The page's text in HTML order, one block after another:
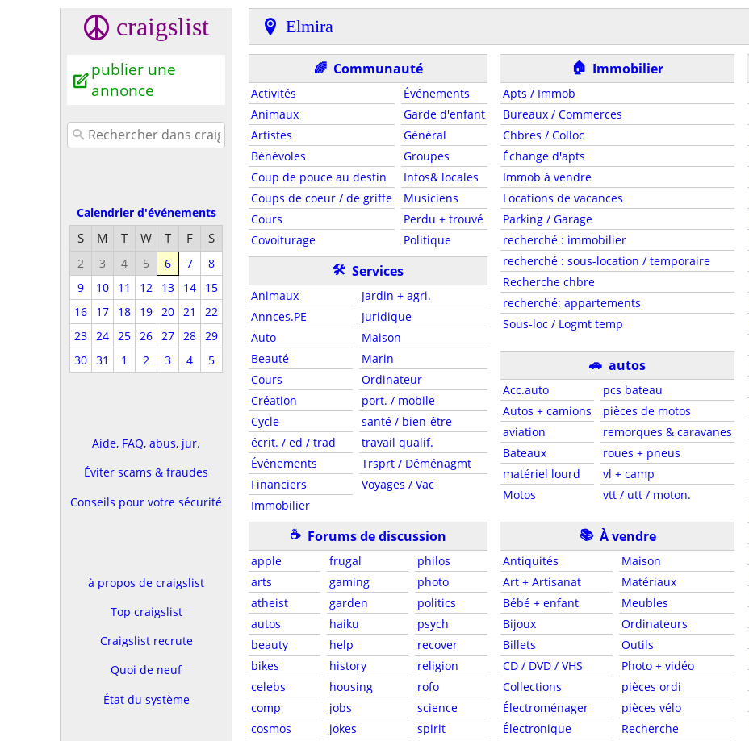
craigslist
publier une
annonce
Calendrier d'événements
S M T W T F S
2 3 4 5 6 7
8
9
10 11 12 13 14
15
16
17 18 19 20 21
22
23 24 25 26 27 28 29
30 31 1 2 3 4 5
Aide, FAQ, abus, jur.
Éviter scams & fraudes
Conseils pour votre sécurité
à propos de craigslist
Top craigslist
Craigslist recrute
Quoi de neuf
État du système
Elmira
🌈 Communauté
Activités
Animaux
Artistes
Bénévoles
Coup de pouce au destin
Coups de coeur / de griffe
Cours
Covoiturage
Événements
Garde d'enfant
Général
Groupes
Infos& locales
Musiciens
Perdu + trouvé
Politique
🛠 Services
Animaux
Annces.PE
Auto
Beauté
Cours
Création
Cycle
écrit. / ed / trad
Événements
Financiers
Immobilier
Jardin + agri.
Juridique
Maison
Marin
Ordinateur
port. / mobile
santé / bien-être
travail qualif.
Trsprt / Déménagmt
Voyages / Vac
☕ Forums de discussion
apple
arts
atheist
autos
beauty
bikes
celebs
comp
cosmos
frugal
gaming
garden
haiku
help
history
housing
jobs
jokes
philos
photo
politics
psych
recover
religion
rofo
science
spirit
🏠 Immobilier
Apts / Immob
Bureaux / Commerces
Chbres / Colloc
Échange d'apts
Immob à vendre
Locations de vacances
Parking / Garage
recherché : immobilier
recherché : sous-location / temporaire
Recherche chbre
recherché: appartements
Sous-loc / Logmt temp
🚗 autos
Acc.auto
Autos + camions
aviation
Bateaux
matériel lourd
Motos
pcs bateau
pièces de motos
remorques & caravanes
roues + pneus
vl + camp
vtt / utt / moton.
📚 À vendre
Antiquités
Art + Artisanat
Bébé + enfant
Bijoux
Billets
CD / DVD / VHS
Collections
Électroménager
Électronique
Maison
Matériaux
Meubles
Ordinateurs
Outils
Photo + vidéo
pièces ordi
pièces vélo
Recherche